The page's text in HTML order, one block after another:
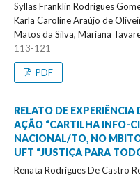
Syllas Franklin Rodrigues
Karla Caroline Araújo de
Matos da Silva, Mariana
113-121
PDF
RELATO DE
AÇÃO “CARTILHA INFO-
NACIONAL/TO, NO
UFT “JUSTIÇA PARA
Renata Rodrigues De Castro